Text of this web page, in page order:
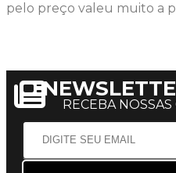
pelo preço valeu muito a
RECEBA